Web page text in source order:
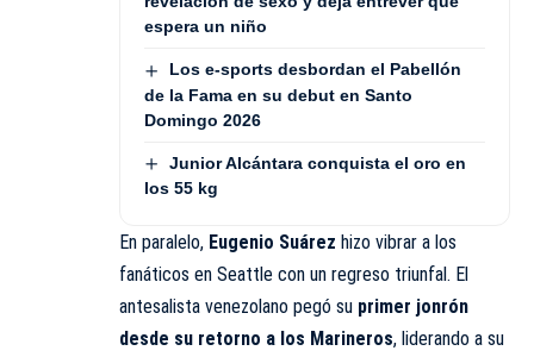
espera un niño
Los e-sports desbordan el Pabellón
de la Fama en su debut en Santo
Domingo 2026
Junior Alcántara conquista el oro en
los 55 kg
En paralelo, Eugenio Suárez hizo vibrar a los
fanáticos en Seattle con un regreso triunfal. El
antesalista venezolano pegó su primer jonrón
desde su retorno a los Marineros, liderando a su